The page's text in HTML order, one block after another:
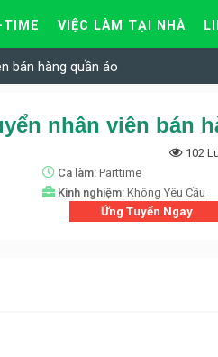
TIME VIỆC LÀM TẠI NHÀ
bán hàng quần áo
102
Ca làm: Parttime
Kinh nghiệm: Không Yêu Cầu
Ứng Tuyển Ngay